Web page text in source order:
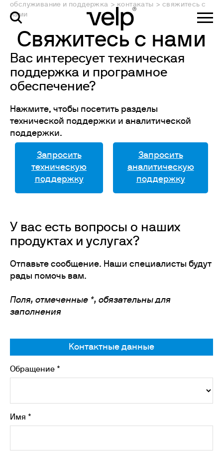
обслуживание и поддержка > контакаты > свяжитесь с
нами
Свяжитесь с нами
Вас интересует техническая
поддержка и програмное
обеспечение?
Нажмите, чтобы посетить разделы
технической поддержки и аналитической
поддержки.
Запросить
техническую
поддержку
Запросить
аналитическую
поддержку
У вас есть вопросы о наших
продуктах и услугах?
Отпавьте сообщение. Наши специалисты будут
рады помочь вам.
Поля, отмеченные *, обязательны для
заполнения
Контактные данные
Обращение *
Имя *